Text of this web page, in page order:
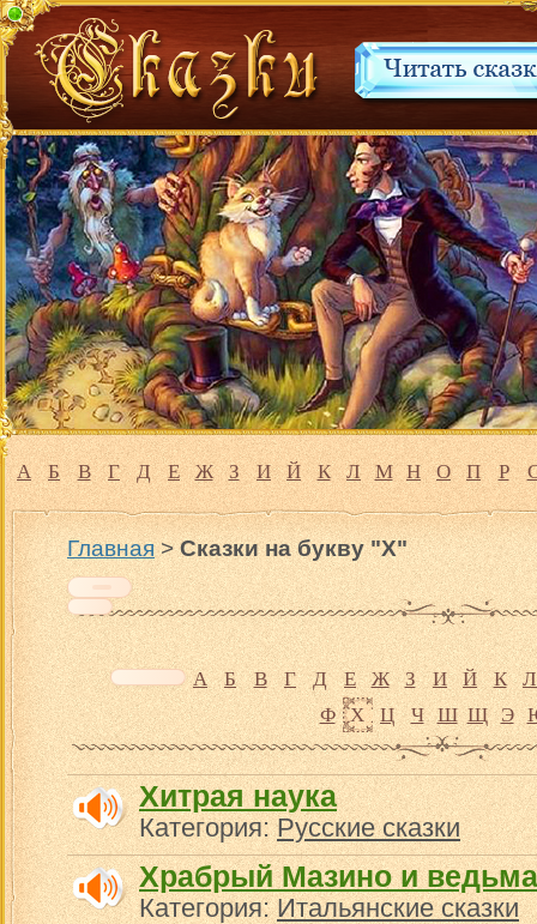
А Б В Г Д Е Ж З И Й К Л М Н О П Р
Главная>Сказки на букву "Х"
А Б В Г Д Е Ж З И Й К Л
Ф Х Ц Ч Ш Щ Э
Хитрая наука
Категория:Русские сказки
Храбрый Мазино и ведьма
Категория:Итальянские сказки